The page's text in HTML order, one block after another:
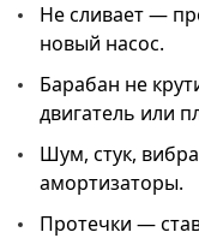
Не сливает —
новый насос.
Барабан не
двигатель или
Шум, стук,
амортизаторы.
Протечки —